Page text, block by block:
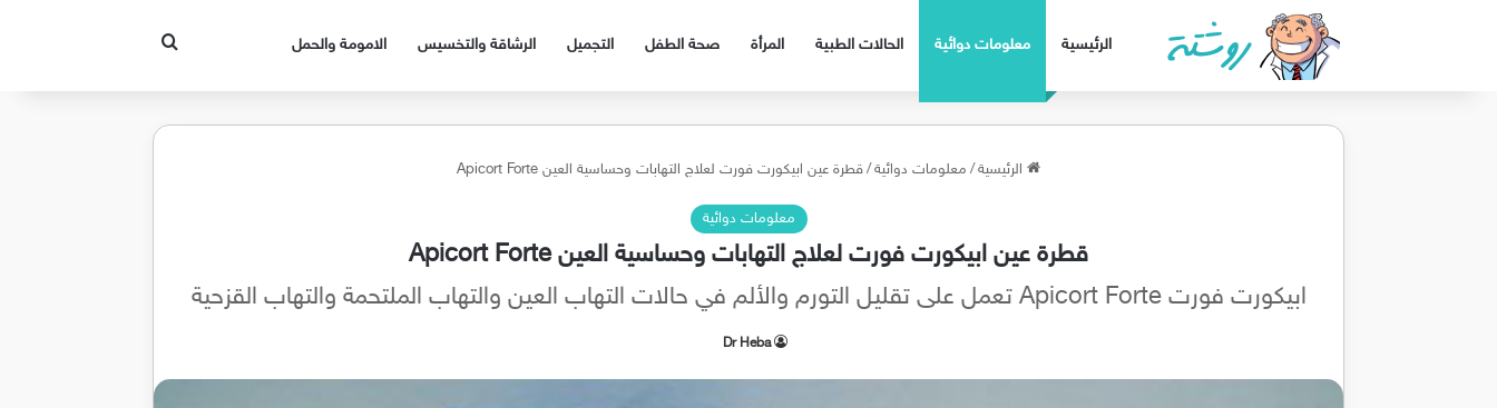
الرئيسية معلومات دوائية الحالات الطبية المرأة صحة الطفل التجميل الرشاقة والتخسيس الامومة والحمل
الرئيسية/ معلومات دوائية/قطرة عين ابيكورت فورت لعلاج التهابات وحساسية العين Apicort Forte
معلومات دوائية
قطرة عين ابيكورت فورت لعلاج التهابات وحساسية العين Apicort Forte
ابيكورت فورت Apicort Forte تعمل على تقليل التورم والألم في حالات التهاب العين والتهاب الملتحمة والتهاب القزحية
Dr Heba